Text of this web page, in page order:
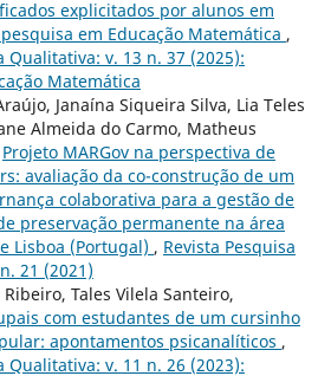
explicitados por alunos em
em Educação Matemática ,
Qualitativa: v. 13 n. 37 (2025):
Matemática
Janaína Siqueira Silva, Lia Teles
Almeida do Carmo, Matheus
Projeto MARGov na perspectiva de
avaliação da co-construção de um
colaborativa para a gestão de
preservação permanente na área
Lisboa (Portugal) , Revista Pesquisa
21 (2021)
Tales Vilela Santeiro,
com estudantes de um cursinho
apontamentos psicanalíticos ,
Qualitativa: v. 11 n. 26 (2023):